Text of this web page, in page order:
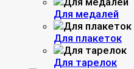
Для медалей
Для плакеток
Для тарелок